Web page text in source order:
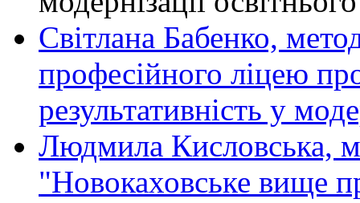
Світлана Бабенко,
професійного ліцею
результативність у
Людмила Кисловська,
"Новокаховське вище